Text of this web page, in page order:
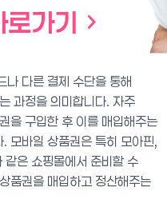
나 다른 결제 수단을 통해
과정을 의미합니다. 자주
을 구입한 후 이를 매입해주는
모바일 상품권은 특히 모아핀,
같은 쇼핑몰에서 준비할 수
품권을 매입하고 정산해주는